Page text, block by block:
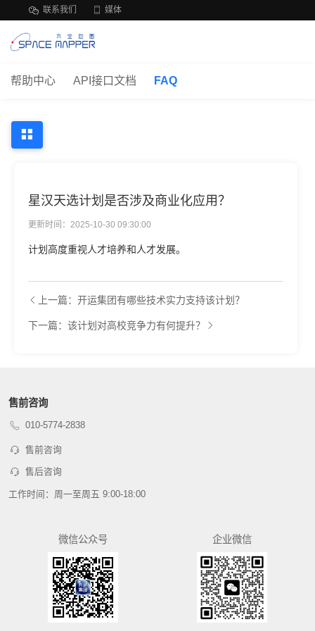
联系我们 媒体
帮助中心 API接口文档 FAQ
星汉天选计划是否涉及商业化应用？
更新时间：2025-10-30 09:30:00
计划高度重视人才培养和人才发展。
上一篇：开运集团有哪些技术实力支持该计划？
下一篇：该计划对高校竞争力有何提升？
售前咨询
010-5774-2838
售前咨询
售后咨询
工作时间：周一至周五 9:00-18:00
微信公众号 企业微信